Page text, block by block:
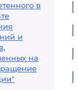
в
и
на